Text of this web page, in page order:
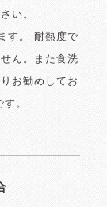
い。
す。 耐熱度で
ん。また食洗
お勧めしてお
。